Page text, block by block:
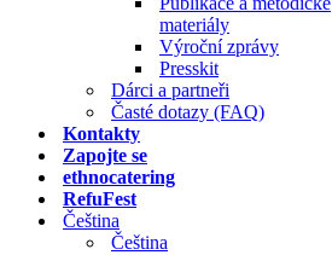
materiály
Výroční zprávy
Presskit
Dárci a partneři
Časté dotazy (FAQ)
Kontakty
Zapojte se
ethnocatering
RefuFest
Čeština
Čeština